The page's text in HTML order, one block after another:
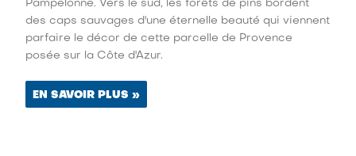
Pampelonne. Vers le sud, les forêts de pins bordent
des caps sauvages d'une éternelle beauté qui viennent
parfaire le décor de cette parcelle de Provence
posée sur la Côte d'Azur.
EN SAVOIR PLUS »